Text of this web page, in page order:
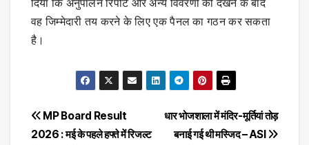
वह जिम्मेदारी तय करने के लिए एक पैनल का गठन कर सकता
है।
Post
धार भोजशाला में मंदिर-मूर्तियां तोड़
बनाई गई थी मस्जिद – ASI
MP Board Result
2026 : मई के पहले हफ्ते में रिजल्ट